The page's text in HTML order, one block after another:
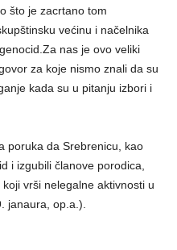
što je zacrtano tom
većinu i načelnika
nas je ovo veliki
za koje nismo znali da su
kada su u pitanju izbori i
poruka da Srebrenicu, kao
i izgubili članove porodica,
vrši nelegalne aktivnosti u
janaura, op.a.).